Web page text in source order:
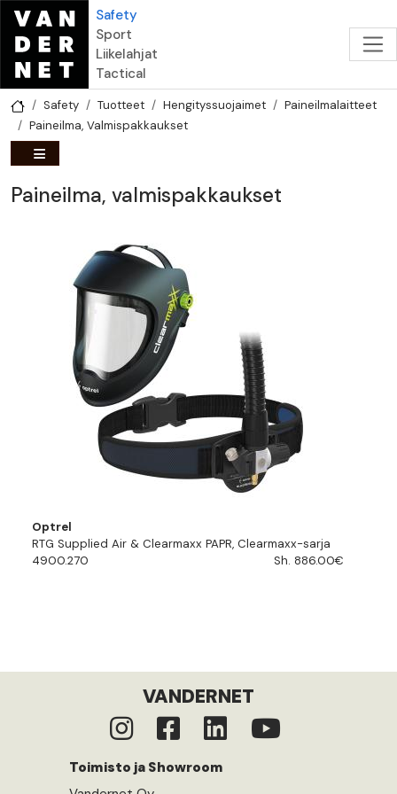
Hyppää pääsisältöön
Safety
Sport
Liikelahjat
Tactical
Safety Tuotteet Hengityssuojaimet
Paineilmalaitteet
Paineilma, Valmispakkaukset
Paineilma, valmispakkaukset
Optrel
RTG Supplied Air & Clearmaxx PAPR, Clearmaxx-sarja
4900.270
Sh. 886.00€
VANDERNET
Toimisto ja Showroom